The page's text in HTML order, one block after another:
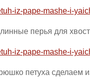
перья для
петуха сделаем